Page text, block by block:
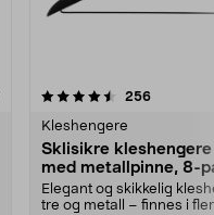
256
Kleshengere
Sklisikre
med metallpinne, 8-
Elegant og skikkelig
tre og metall – finnes i
4.5av 5 stjerner